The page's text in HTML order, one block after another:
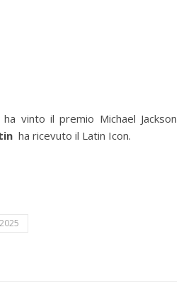
vinto il premio Michael Jackson
ha ricevuto il Latin Icon.